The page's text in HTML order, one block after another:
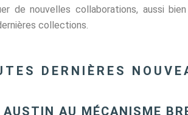
de nouvelles collaborations, aussi
collections.
DERNIÈRES
AU MÉCANISME